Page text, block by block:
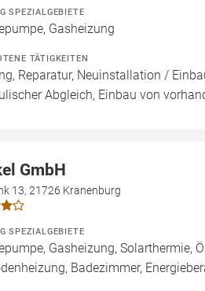
SPEZIALGEBIETE
Gasheizung
TÄTIGKEITEN
Reparatur, Neuinstallation /
Abgleich, Einbau von
GmbH
13, 21726 Kranenburg
SPEZIALGEBIETE
Gasheizung, Solarthermie,
Badezimmer,